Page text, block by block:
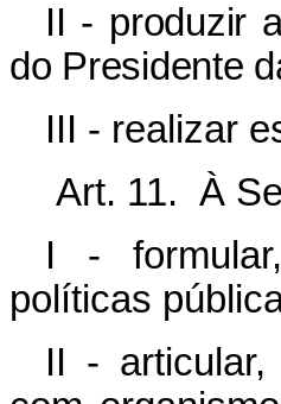
II - produzir
do Presidente
III - realizar
Art. 11. À
I -
políticas
II - articular,